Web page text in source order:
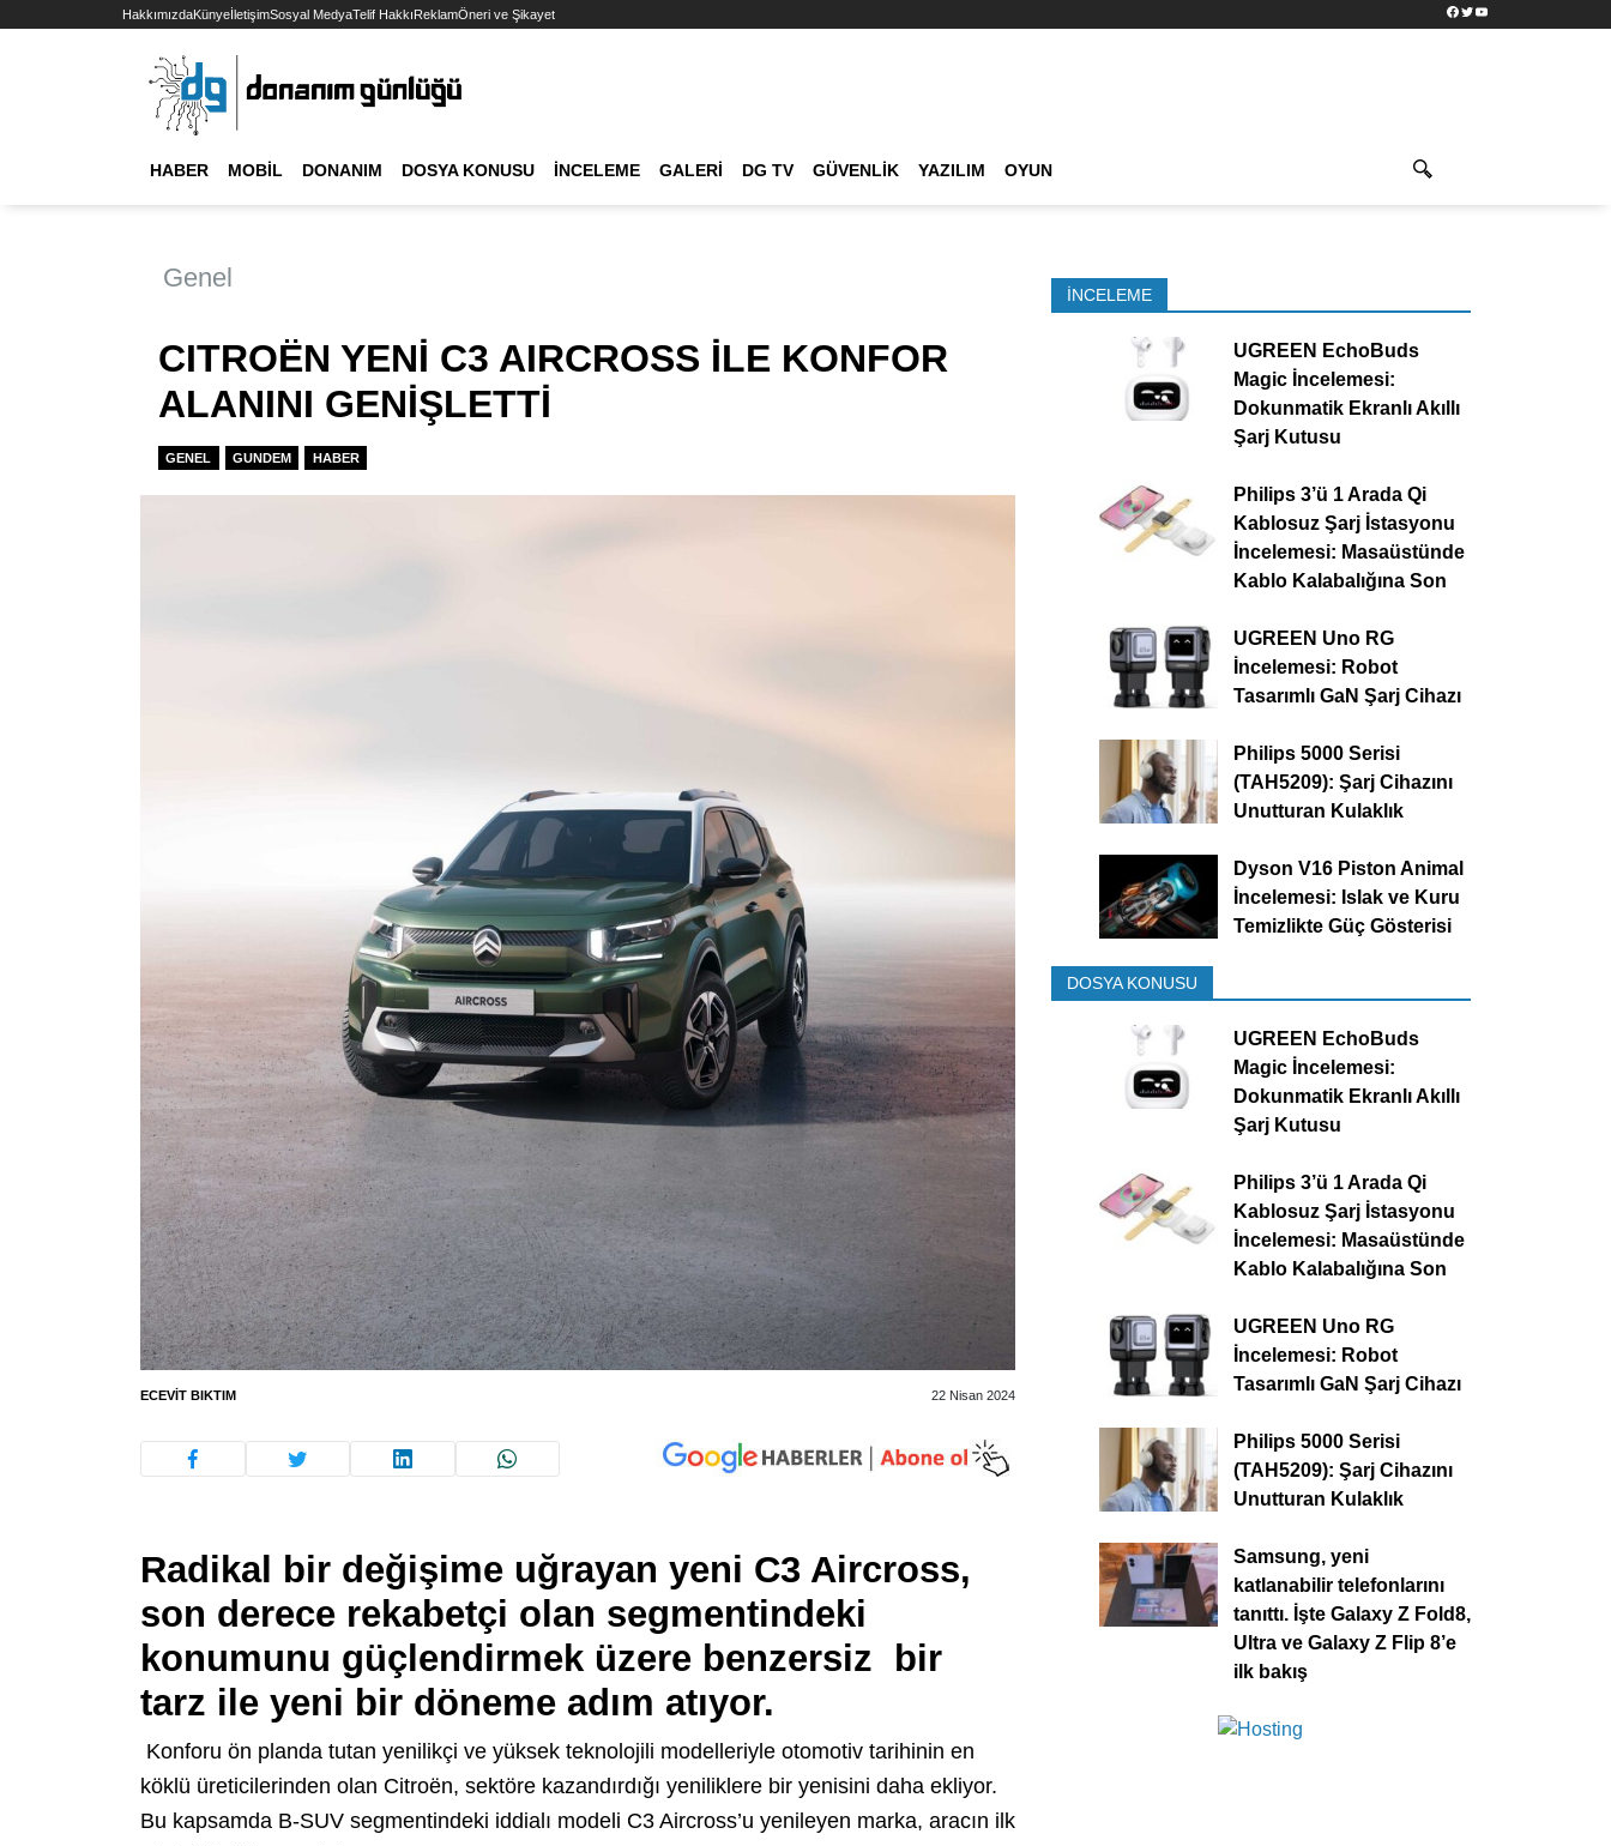
HakkımızdaKünyeİletişimSosyal MedyaTelif HakkıReklamÖneri ve Şikayet Facebook
TwitterYouTube
HABER MOBIL DONANIM DOSYA KONUSU İNCELEME GALERI DG TV GÜVENLIK YAZILIM OYUN
Genel
CITROËN YENİ C3 AIRCROSS İLE KONFOR
ALANINI GENİŞLETTİ
GENEL GUNDEM HABER
ECEVIT BIKTIM 22 Nisan 2024
Radikal bir değişime uğrayan yeni C3 Aircross,
son derece rekabetçi olan segmentindeki
konumunu güçlendirmek üzere benzersiz bir
tarz ile yeni bir döneme adım atıyor.
Konforu ön planda tutan yenilikçi ve yüksek teknolojili modelleriyle otomotiv tarihinin en
köklü üreticilerinden olan Citroën, sektöre kazandırdığı yeniliklere bir yenisini daha ekliyor.
Bu kapsamda B-SUV segmentindeki iddialı modeli C3 Aircross’u yenileyen marka, aracın ilk
İNCELEME
UGREEN EchoBuds
Magic İncelemesi:
Dokunmatik Ekranlı Akıllı
Şarj Kutusu
Philips 3’ü 1 Arada Qi
Kablosuz Şarj İstasyonu
İncelemesi: Masaüstünde
Kablo Kalabalığına Son
UGREEN Uno RG
İncelemesi: Robot
Tasarımlı GaN Şarj Cihazı
Philips 5000 Serisi
(TAH5209): Şarj Cihazını
Unutturan Kulaklık
Dyson V16 Piston Animal
İncelemesi: Islak ve Kuru
Temizlikte Güç Gösterisi
DOSYA KONUSU
UGREEN EchoBuds
Magic İncelemesi:
Dokunmatik Ekranlı Akıllı
Şarj Kutusu
Philips 3’ü 1 Arada Qi
Kablosuz Şarj İstasyonu
İncelemesi: Masaüstünde
Kablo Kalabalığına Son
UGREEN Uno RG
İncelemesi: Robot
Tasarımlı GaN Şarj Cihazı
Philips 5000 Serisi
(TAH5209): Şarj Cihazını
Unutturan Kulaklık
Samsung, yeni
katlanabilir telefonlarını
tanıttı. İşte Galaxy Z Fold8,
Ultra ve Galaxy Z Flip 8’e
ilk bakış